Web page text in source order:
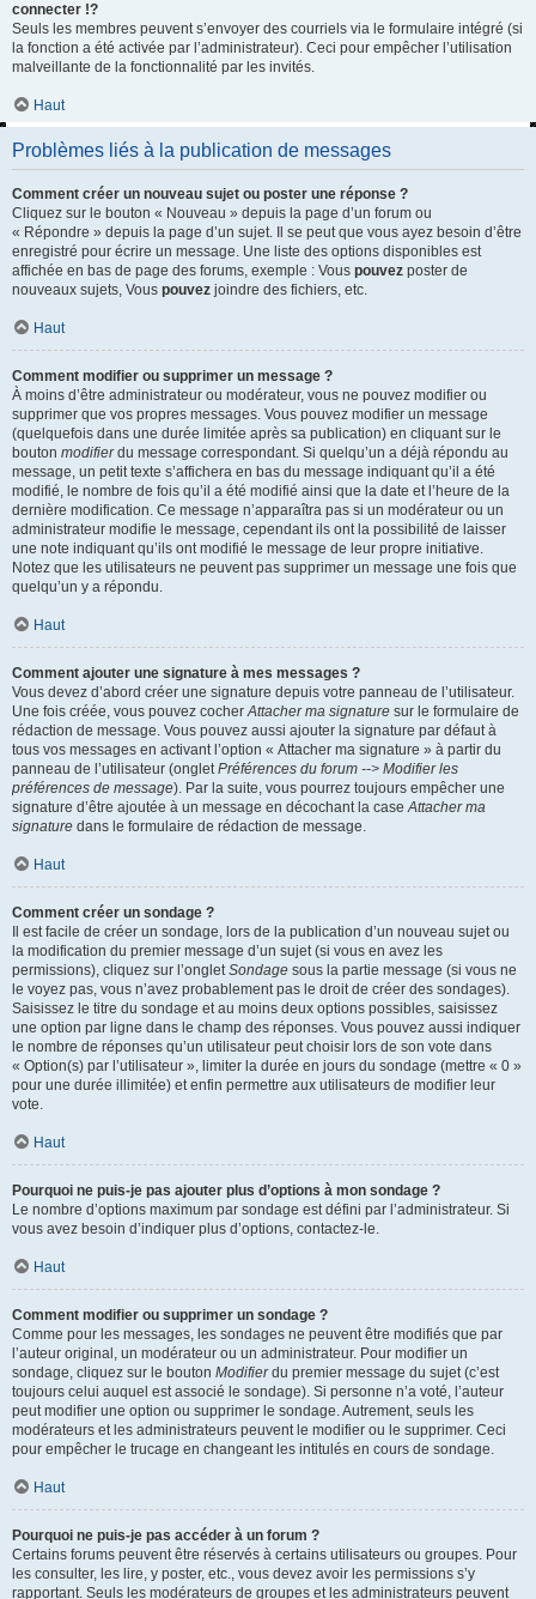
connecter !?
Seuls les membres peuvent s’envoyer des courriels via le formulaire intégré (si
la fonction a été activée par l’administrateur). Ceci pour empêcher l’utilisation
malveillante de la fonctionnalité par les invités.
Haut
Problèmes liés à la publication de messages
Comment créer un nouveau sujet ou poster une réponse ?
Cliquez sur le bouton « Nouveau » depuis la page d’un forum ou
« Répondre » depuis la page d’un sujet. Il se peut que vous ayez besoin d’être
enregistré pour écrire un message. Une liste des options disponibles est
affichée en bas de page des forums, exemple : Vous pouvez poster de
nouveaux sujets, Vous pouvez joindre des fichiers, etc.
Haut
Comment modifier ou supprimer un message ?
À moins d’être administrateur ou modérateur, vous ne pouvez modifier ou
supprimer que vos propres messages. Vous pouvez modifier un message
(quelquefois dans une durée limitée après sa publication) en cliquant sur le
bouton modifierdu message correspondant. Si quelqu’un a déjà répondu au
message, un petit texte s’affichera en bas du message indiquant qu’il a été
modifié, le nombre de fois qu’il a été modifié ainsi que la date et l’heure de la
dernière modification. Ce message n’apparaîtra pas si un modérateur ou un
administrateur modifie le message, cependant ils ont la possibilité de laisser
une note indiquant qu’ils ont modifié le message de leur propre initiative.
Notez que les utilisateurs ne peuvent pas supprimer un message une fois que
quelqu’un y a répondu.
Haut
Comment ajouter une signature à mes messages ?
Vous devez d’abord créer une signature depuis votre panneau de l’utilisateur.
Une fois créée, vous pouvez cocherAttacher ma signature sur le formulaire de
rédaction de message. Vous pouvez aussi ajouter la signature par défaut à
tous vos messages en activant l’option « Attacher ma signature » à partir du
panneau de l’utilisateur (ongletPréférences du forum --> Modifier les
préférences de message). Par la suite, vous pourrez toujours empêcher une
signature d’être ajoutée à un message en décochant la caseAttacher ma
signature dans le formulaire de rédaction de message.
Haut
Comment créer un sondage ?
Il est facile de créer un sondage, lors de la publication d’un nouveau sujet ou
la modification du premier message d’un sujet (si vous en avez les
permissions), cliquez sur l’ongletSondage sous la partie message (si vous ne
le voyez pas, vous n’avez probablement pas le droit de créer des sondages).
Saisissez le titre du sondage et au moins deux options possibles, saisissez
une option par ligne dans le champ des réponses. Vous pouvez aussi indiquer
le nombre de réponses qu’un utilisateur peut choisir lors de son vote dans
« Option(s) par l’utilisateur », limiter la durée en jours du sondage (mettre « 0 »
pour une durée illimitée) et enfin permettre aux utilisateurs de modifier leur
vote.
Haut
Pourquoi ne puis-je pas ajouter plus d’options à mon sondage ?
Le nombre d’options maximum par sondage est défini par l’administrateur. Si
vous avez besoin d’indiquer plus d’options, contactez-le.
Haut
Comment modifier ou supprimer un sondage ?
Comme pour les messages, les sondages ne peuvent être modifiés que par
l’auteur original, un modérateur ou un administrateur. Pour modifier un
sondage, cliquez sur le bouton Modifierdu premier message du sujet (c’est
toujours celui auquel est associé le sondage). Si personne n’a voté, l’auteur
peut modifier une option ou supprimer le sondage. Autrement, seuls les
modérateurs et les administrateurs peuvent le modifier ou le supprimer. Ceci
pour empêcher le trucage en changeant les intitulés en cours de sondage.
Haut
Pourquoi ne puis-je pas accéder à un forum ?
Certains forums peuvent être réservés à certains utilisateurs ou groupes. Pour
les consulter, les lire, y poster, etc., vous devez avoir les permissions s’y
rapportant. Seuls les modérateurs de groupes et les administrateurs peuvent